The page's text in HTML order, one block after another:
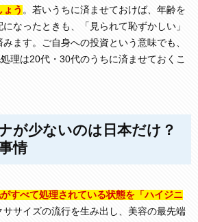
う 。若いうちに済ませておけば、年齢を
なったときも、「見られて恥ずかしい」
ます。ご自身への投資という意味でも、
理は20代・30代のうちに済ませておくこ
が少ないのは日本だけ？
情
すべて処理されている状態を「ハイジニ
ササイズの流行を生み出し、美容の最先端